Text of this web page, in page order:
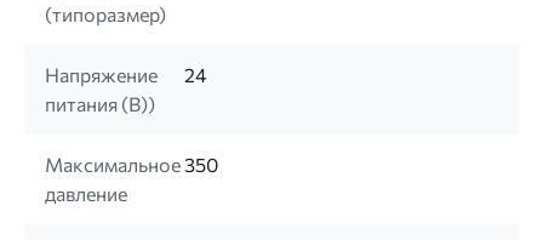
(типоразмер)
Напряжение
питания (B))
24
Максимальное
давление
350